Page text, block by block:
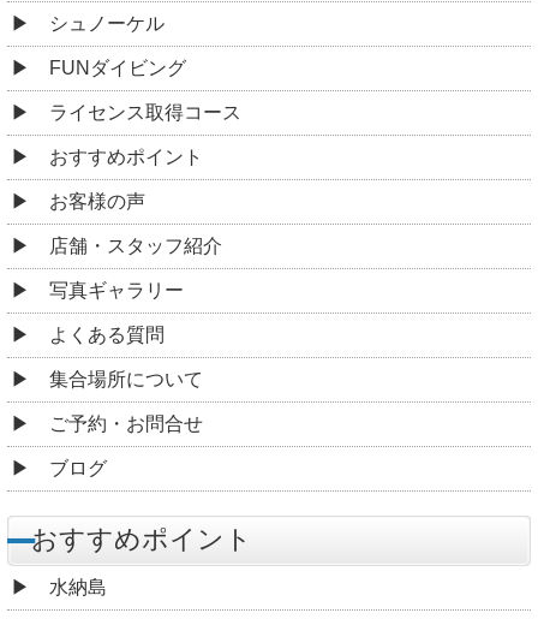
シュノーケル
FUNダイビング
ライセンス取得コース
おすすめポイント
お客様の声
店舗・スタッフ紹介
写真ギャラリー
よくある質問
集合場所について
ご予約・お問合せ
ブログ
おすすめポイント
水納島